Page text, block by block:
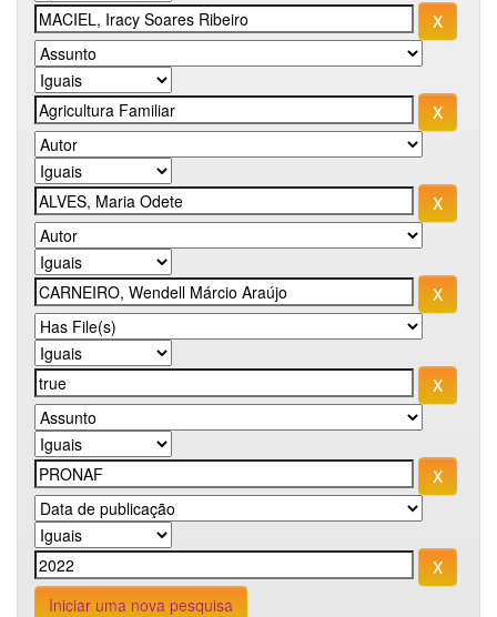
Iniciar uma nova pesquisa